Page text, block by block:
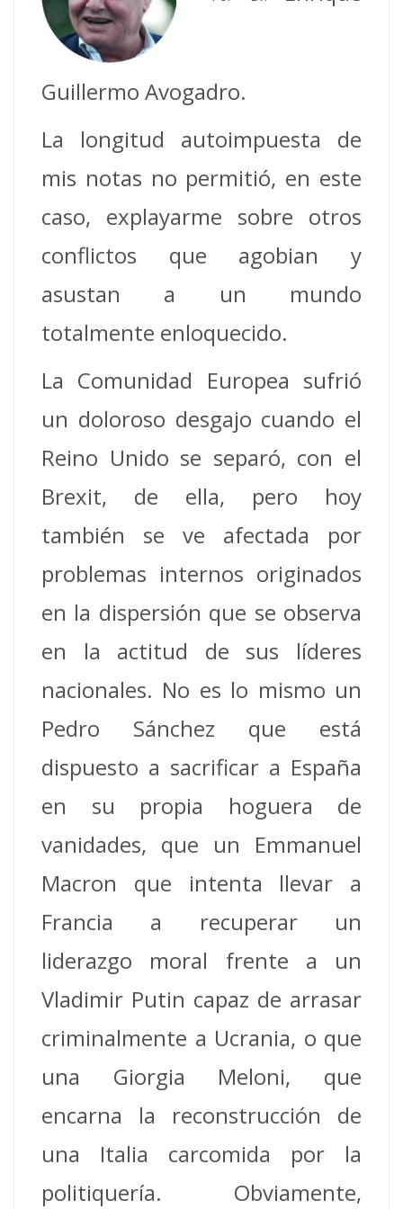
Guillermo Avogadro.
La longitud autoimpuesta de
mis notas no permitió, en este
caso, explayarme sobre otros
conflictos que agobian y
asustan a un mundo
totalmente enloquecido.
La Comunidad Europea sufrió
un doloroso desgajo cuando el
Reino Unido se separó, con el
Brexit, de ella, pero hoy
también se ve afectada por
problemas internos originados
en la dispersión que se observa
en la actitud de sus líderes
nacionales. No es lo mismo un
Pedro Sánchez que está
dispuesto a sacrificar a España
en su propia hoguera de
vanidades, que un Emmanuel
Macron que intenta llevar a
Francia a recuperar un
liderazgo moral frente a un
Vladimir Putin capaz de arrasar
criminalmente a Ucrania, o que
una Giorgia Meloni, que
encarna la reconstrucción de
una Italia carcomida por la
politiquería. Obviamente,